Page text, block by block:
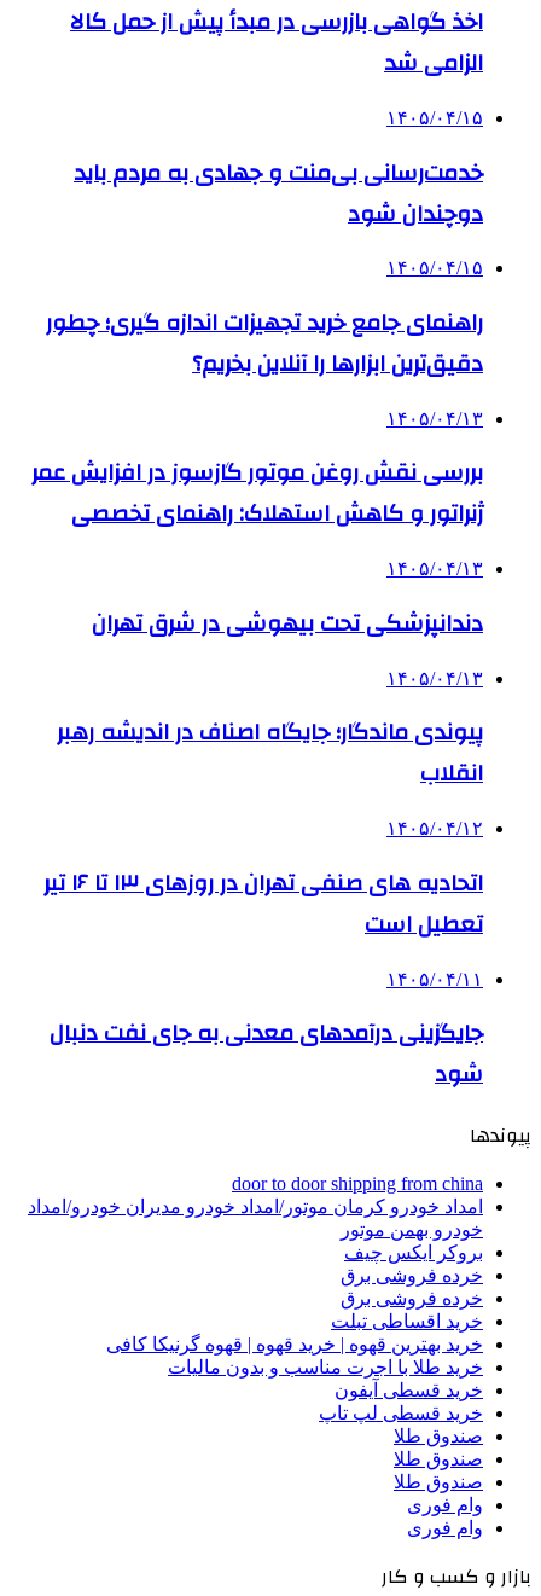
اخذ گواهی بازرسی در مبدأ پیش از حمل کالا
الزامی شد
۱۴۰۵/۰۴/۱۵
خدمت‌رسانی بی‌منت و جهادی به مردم باید
دوچندان شود
۱۴۰۵/۰۴/۱۵
راهنمای جامع خرید تجهیزات اندازه گیری؛ چطور
دقیق‌ترین ابزارها را آنلاین بخریم؟
۱۴۰۵/۰۴/۱۳
بررسی نقش روغن موتور گازسوز در افزایش عمر
ژنراتور و کاهش استهلاک: راهنمای تخصصی
۱۴۰۵/۰۴/۱۳
دندانپزشکی تحت بیهوشی در شرق تهران
۱۴۰۵/۰۴/۱۳
پیوندی ماندگار؛ جایگاه اصناف در اندیشه رهبر
انقلاب
۱۴۰۵/۰۴/۱۲
اتحادیه های صنفی تهران در روزهای ۱۳ تا ۱۶ تیر
تعطیل است
۱۴۰۵/۰۴/۱۱
جایگزینی درآمدهای معدنی به جای نفت دنبال
شود
پیوندها
door to door shipping from china
امداد خودرو کرمان موتور/امداد خودرو مدیران خودرو/امداد
خودرو بهمن موتور
بروکر ایکس چیف
خرده فروشی برق
خرده فروشی برق
خرید اقساطی تبلت
خرید بهترین قهوه | خرید قهوه | قهوه گرنیکا کافی
خرید طلا با اجرت مناسب و بدون مالیات
خرید قسطی آیفون
خرید قسطی لپ تاپ
صندوق طلا
صندوق طلا
صندوق طلا
وام فوری
وام فوری
بازار و کسب و کار